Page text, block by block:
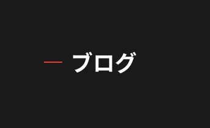
ブログ